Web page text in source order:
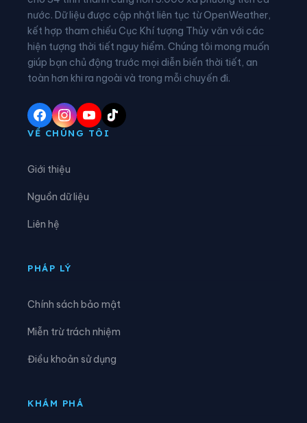
Phường Thống Nhất Xã Al Bá
Xã Ân Hảo Xã An Hòa
Xã An Lão Xã An Lương
Xã An Nhơn Tây
Xã Ân Tường
Xã Bờ Ngoong
Xã Chư Sê
nước. Dữ liệu được cập nhật liên tục từ OpenWeather,
kết hợp tham chiếu Cục Khí tượng Thủy văn với các
hiện tượng thời tiết nguy hiểm. Chúng tôi mong muốn
giúp bạn chủ động trước mọi diễn biến thời tiết, an
toàn hơn khi ra ngoài và trong mỗi chuyến đi.
VỀ CHÚNG TÔI
Giới thiệu
Nguồn dữ liệu
Liên hệ
PHÁP LÝ
Chính sách bảo mật
Miễn trừ trách nhiệm
Điều khoản sử dụng
KHÁM PHÁ